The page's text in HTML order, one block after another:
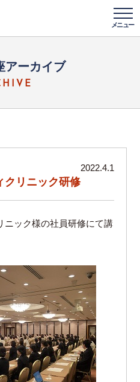
メニュー
アーカイブ
2022.4.1
クリニック研修
ニック様の社員研修にて講